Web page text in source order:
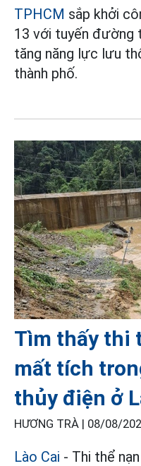
TPHCM sắp khởi
13 với tuyến đường
tăng năng lực lưu
thành phố.
Tìm thấy thi
mất tích
thủy điện ở
HƯƠNG TRÀ | 08/08/
Lào Cai - Thi thể